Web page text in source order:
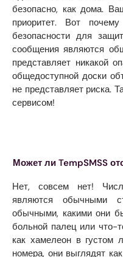
безопасно, как дома.
приоритет. Вот
безопасности для
сообщения являются
представляет никакой
общедоступной доски
не представляет риска.
сервисом!
Может ли TempSMSS
Нет, совсем нет!
являются обычными
обычными, какими они
больной палец или что-
как хамелеон в густом
номера, они выглядят